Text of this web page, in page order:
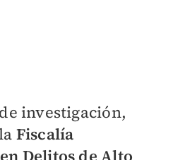
investigación,
Fiscalía
Delitos de Alto